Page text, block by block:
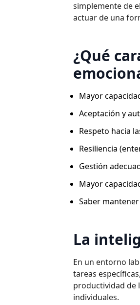
simplemente de
actuar de una
¿Qué
Mayor
Aceptación y
Respeto hacia
Resiliencia
Gestión
Mayor
Saber
La
En un entorno
tareas
productividad de
individuales.